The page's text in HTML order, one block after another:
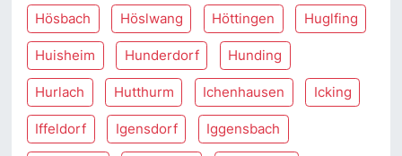
Hösbach Höslwang Höttingen Huglfing
Huisheim Hunderdorf Hunding
Hurlach Hutthurm Ichenhausen Icking
Iffeldorf Igensdorf Iggensbach